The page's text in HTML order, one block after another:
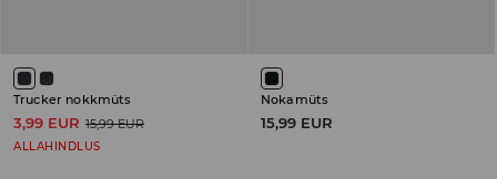
Trucker nokkmüts
3,99 EUR 15,99 EUR
ALLAHINDLUS
Nokamüts
15,99 EUR